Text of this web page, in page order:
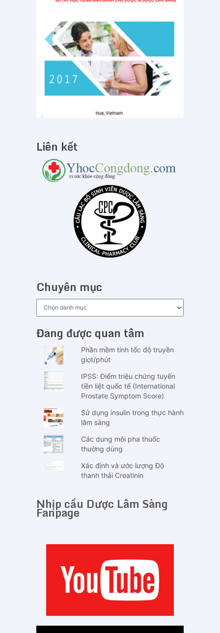
Liên kết
Chuyên mục
Đang được quan tâm
Phần mềm tính tốc độ truyền
giọt/phút
IPSS: Điểm triệu chứng tuyến
tiền liệt quốc tế (International
Prostate Symptom Score)
Sử dụng insulin trong thực hành
lâm sàng
Các dung môi pha thuốc
thường dùng
Xác định và ước lượng Độ
thanh thải Creatinin
Nhịp cầu Dược Lâm Sàng
Fanpage